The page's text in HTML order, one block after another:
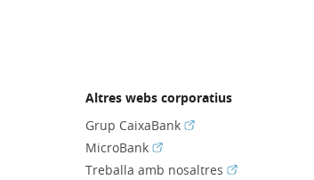
nova)
nova)
Altres webs corporatius
Grup CaixaBank(Obre en finestra nova)
MicroBank(Obre en finestra nova)
Treballa amb nosaltres(Obre en